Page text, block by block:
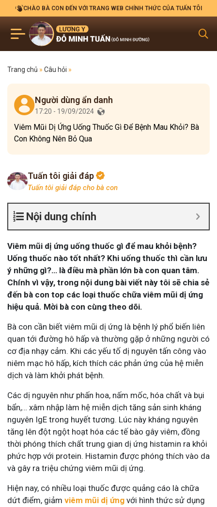
CHÀO BÀ CON ĐẾN VỚI TRANG WEB CHÍNH THỨC CỦA TUẤN TÔI
Trang chủ » Câu hỏi »
Người dùng ẩn danh
17:20 - 19/09/2024
Viêm Mũi Dị Ứng Uống Thuốc Gì Để Bệnh Mau Khỏi? Bà
Con Không Nên Bỏ Qua
Tuấn tôi giải đáp
Tuấn tôi giải đáp cho bà con
Nội dung chính
Viêm mũi dị ứng uống thuốc gì để mau khỏi bệnh?
Uống thuốc nào tốt nhất? Khi uống thuốc thì cần lưu
ý những gì?… là điều mà phần lớn bà con quan tâm.
Chính vì vậy, trong nội dung bài viết này tôi sẽ chia sẻ
đến bà con top các loại thuốc chữa viêm mũi dị ứng
hiệu quả. Mời bà con cùng theo dõi.
Bà con cần biết viêm mũi dị ứng là bệnh lý phổ biến liên
quan tới đường hô hấp và thường gặp ở những người có
cơ địa nhạy cảm. Khi các yếu tố dị nguyên tấn công vào
niêm mạc hô hấp, kích thích các phản ứng của hệ miễn
dịch và làm khởi phát bệnh.
Các dị nguyên như phấn hoa, nấm mốc, hóa chất và bụi
bẩn,… xâm nhập làm hệ miễn dịch tăng sản sinh kháng
nguyên IgE trong huyết tương. Lúc này kháng nguyên
tăng lên đột ngột hoạt hóa các tế bào gây viêm, đồng
thời phóng thích chất trung gian dị ứng histamin ra khỏi
phức hợp với protein. Histamin được phóng thích vào da
và gây ra triệu chứng viêm mũi dị ứng.
Hiện nay, có nhiều loại thuốc được quảng cáo là chữa
dứt điểm, giảm viêm mũi dị ứng với hình thức sử dụng